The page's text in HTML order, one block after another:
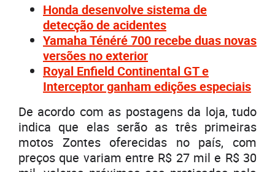
Honda desenvolve sistema de
detecção de acidentes
Yamaha Ténéré 700 recebe duas novas
versões no exterior
Royal Enfield Continental GT e
Interceptor ganham edições especiais
De acordo com as postagens da loja, tudo
indica que elas serão as três primeiras
motos Zontes oferecidas no país, com
preços que variam entre R$ 27 mil e R$ 30